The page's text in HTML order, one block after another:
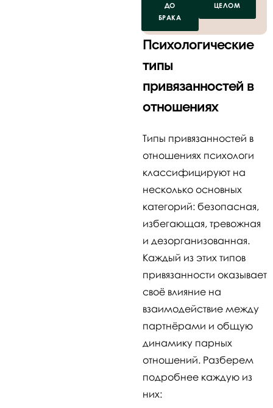
ДО
БРАКА
ЦЕЛОМ
Психологические
типы
привязанностей в
отношениях
Типы привязанностей в
отношениях психологи
классифицируют на
несколько основных
категорий: безопасная,
избегающая, тревожная
и дезорганизованная.
Каждый из этих типов
привязанности оказывает
своё влияние на
взаимодействие между
партнёрами и общую
динамику парных
отношений. Разберем
подробнее каждую из
них: